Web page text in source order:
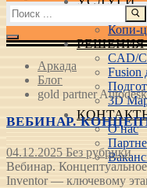
Копи-
РЕШЕНИЯ
CAD/
Fusion
3D
О нас
Найти:
Аркада
Блог
gold partner Autodesk
ВЕБИНАР.
04.12.2025 Без рубрики
Вебинар.
Inventor — ключевому